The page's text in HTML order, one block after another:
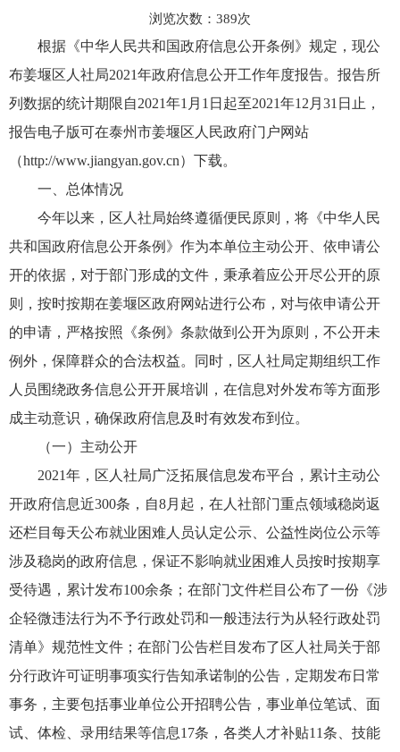
浏览次数： 389次
根据《中华人民共和国政府信息公开条例》规定，现公
布姜堰区人社局2021年政府信息公开工作年度报告。报告所
列数据的统计期限自2021年1月1日起至2021年12月31日止，
报告电子版可在泰州市姜堰区人民政府门户网站
（http://www.jiangyan.gov.cn）下载。
一、总体情况
今年以来，区人社局始终遵循便民原则，将《中华人民
共和国政府信息公开条例》作为本单位主动公开、依申请公
开的依据，对于部门形成的文件，秉承着应公开尽公开的原
则，按时按期在姜堰区政府网站进行公布，对与依申请公开
的申请，严格按照《条例》条款做到公开为原则，不公开未
例外，保障群众的合法权益。同时，区人社局定期组织工作
人员围绕政务信息公开开展培训，在信息对外发布等方面形
成主动意识，确保政府信息及时有效发布到位。
（一）主动公开
2021年，区人社局广泛拓展信息发布平台，累计主动公
开政府信息近300条，自8月起，在人社部门重点领域稳岗返
还栏目每天公布就业困难人员认定公示、公益性岗位公示等
涉及稳岗的政府信息，保证不影响就业困难人员按时按期享
受待遇，累计发布100余条；在部门文件栏目公布了一份《涉
企轻微违法行为不予行政处罚和一般违法行为从轻行政处罚
清单》规范性文件；在部门公告栏目发布了区人社局关于部
分行政许可证明事项实行告知承诺制的公告，定期发布日常
事务，主要包括事业单位公开招聘公告，事业单位笔试、面
试、体检、录用结果等信息17条，各类人才补贴11条、技能